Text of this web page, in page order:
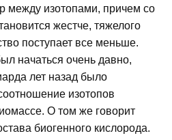
между изотопами, причем со
жестче, тяжелого
поступает все меньше.
начаться очень давно,
лет назад было
изотопов
О том же говорит
биогенного кислорода.